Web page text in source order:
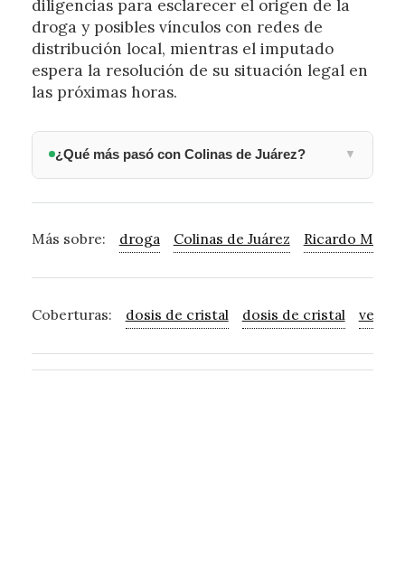
diligencias para esclarecer el origen de la
droga y posibles vínculos con redes de
distribución local, mientras el imputado
espera la resolución de su situación legal en
las próximas horas.
¿Qué más pasó con Colinas de Juárez? ▼
Más sobre: droga Colinas de Juárez Ricardo M. N.
Coberturas: dosis de cristal dosis de cristal venta